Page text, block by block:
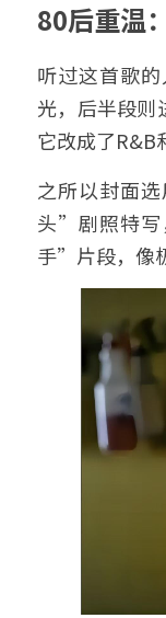
80后重温
听过这首歌
光，后半段则
它改成了R&B
之所以封面
头”剧照特写
手”片段，像